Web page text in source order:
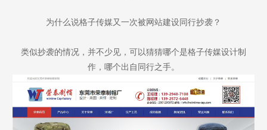
为什么说格子传媒又一次被网站建设同行抄袭？
类似抄袭的情况，并不少见，可以猜猜哪个是格子传媒设计制
作，哪个出自同行之手。